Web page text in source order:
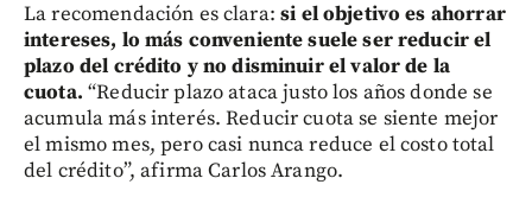
La recomendación es clara:si el objetivo es ahorrar
intereses, lo más conveniente suele ser reducir el
plazo del crédito y no disminuir el valor de la
cuota. “Reducir plazo ataca justo los años donde se
acumula más interés. Reducir cuota se siente mejor
el mismo mes, pero casi nunca reduce el costo total
del crédito”, afirma Carlos Arango.